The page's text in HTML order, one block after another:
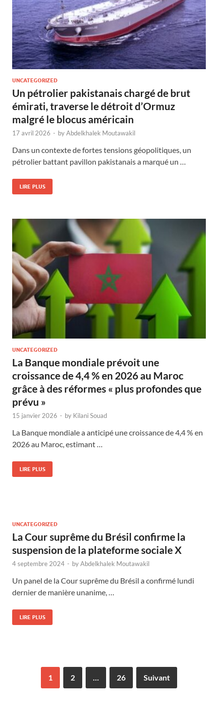
UNCATEGORIZED
Un pétrolier pakistanais chargé de brut
émirati, traverse le détroit d’Ormuz
malgré le blocus américain
17 avril 2026 - byAbdelkhalek Moutawakil
Dans un contexte de fortes tensions géopolitiques, un
pétrolier battant pavillon pakistanais a marqué un …
LIRE PLUS
UNCATEGORIZED
La Banque mondiale prévoit une
croissance de 4,4 % en 2026 au Maroc
grâce à des réformes « plus profondes que
prévu »
15 janvier 2026 - by Kilani Souad
La Banque mondiale a anticipé une croissance de 4,4 % en
2026 au Maroc, estimant …
LIRE PLUS
UNCATEGORIZED
La Cour suprême du Brésil confirme la
suspension de la plateforme sociale X
4 septembre 2024 - byAbdelkhalek Moutawakil
Un panel de la Cour suprême du Brésil a confirmé lundi
dernier de manière unanime, …
LIRE PLUS
1 2 26 Suivant